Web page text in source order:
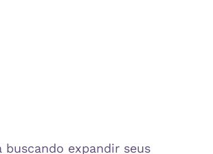
buscando expandir seus